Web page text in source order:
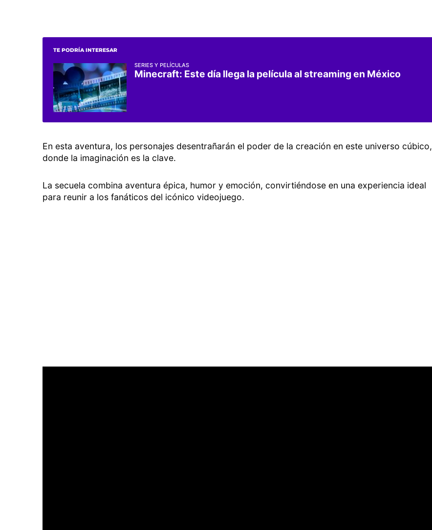
TE PODRÍA INTERESAR
SERIES Y PELÍCULAS
Minecraft: Este día llega la película al streaming en México
En esta aventura, los personajes desentrañarán el poder de la creación en este universo cúbico,
donde la imaginación es la clave.
La secuela combina aventura épica, humor y emoción, convirtiéndose en una experiencia ideal
para reunir a los fanáticos del icónico videojuego.